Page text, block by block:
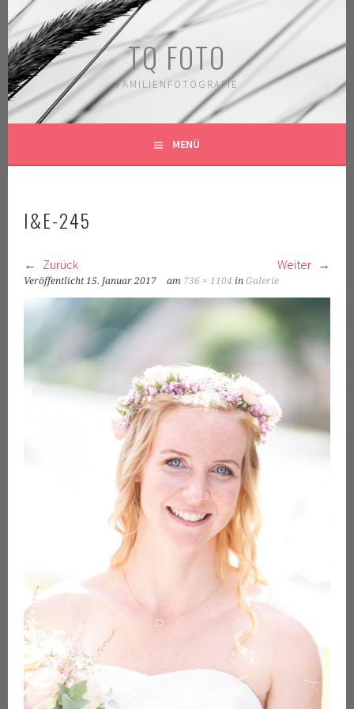
Springe
zum
Inhalt
TQ FOTO
FAMILIENFOTOGRAFIE
MENÜ
I&E-245
Zurück Weiter
Veröffentlicht15. Januar 2017 am 736 × 1104 inGalerie